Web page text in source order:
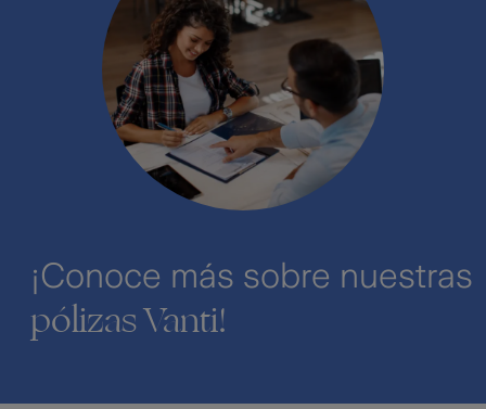
¡Conoce más sobre nuestras
pólizas Vanti!